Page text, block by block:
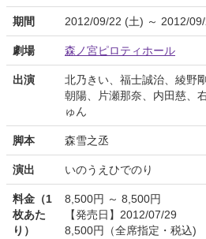
期間 2012/09/22 (土) ～ 2012/
劇場 森ノ宮ピロティホール
出演
北乃きい、福士誠治、綾野
朝陽、片瀬那奈、内田慈、
ゅん
脚本 森雪之丞
演出 いのうえひでのり
料金（1
枚あた
り）
8,500円 ～ 8,500円
【発売日】2012/07/29
8,500円（全席指定・税込)